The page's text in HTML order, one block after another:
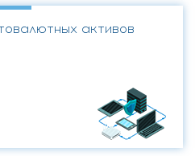
активов